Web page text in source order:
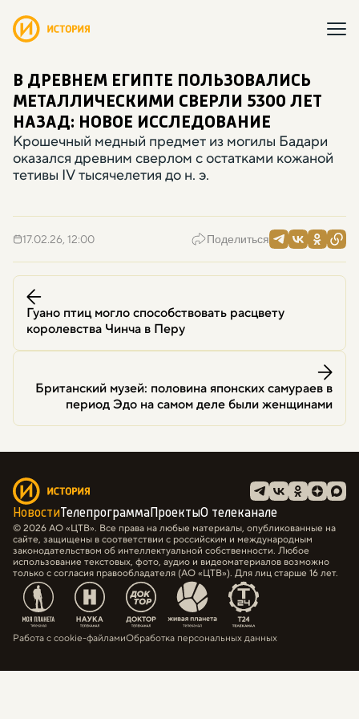
В ДРЕВНЕМ ЕГИПТЕ ПОЛЬЗОВАЛИСЬ
МЕТАЛЛИЧЕСКИМИ СВЕРЛИ 5300 ЛЕТ
НАЗАД: НОВОЕ ИССЛЕДОВАНИЕ
Крошечный медный предмет из могилы Бадари
оказался древним сверлом с остатками кожаной
тетивы IV тысячелетия до н. э.
17.02.26, 12:00 Поделиться
Гуано птиц могло способствовать расцвету
королевства Чинча в Перу
Британский музей: половина японских самураев в
период Эдо на самом деле были женщинами
Новости Телепрограмма ПроектыО телеканале
© 2026 АО «ЦТВ». Все права на любые материалы, опубликованные на
сайте, защищены в соответствии с российским и международным
законодательством об интеллектуальной собственности. Любое
использование текстовых, фото, аудио и видеоматериалов возможно
только с согласия правообладателя (АО «ЦТВ»). Для лиц старше 16 лет.
Работа с cookie-файламиОбработка персональных данных